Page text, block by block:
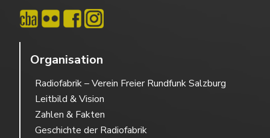
Organisation
Radiofabrik – Verein Freier Rundfunk Salzburg
Leitbild & Vision
Zahlen & Fakten
Geschichte der Radiofabrik